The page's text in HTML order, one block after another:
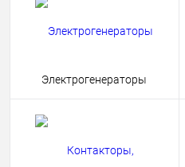
Электрогенераторы